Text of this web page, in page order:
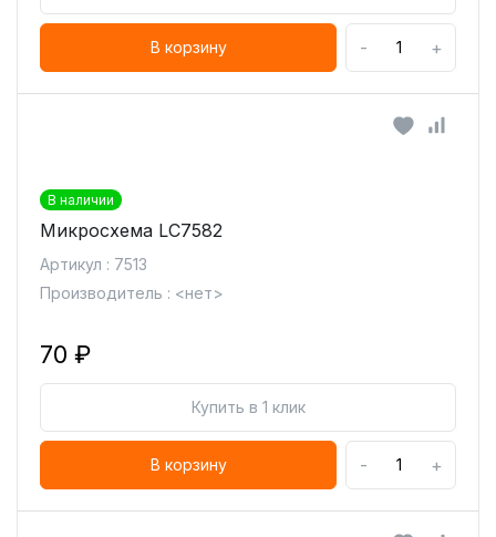
В корзину - +
В наличии
Микросхема LC7582
Артикул : 7513
Производитель : <нет>
70 ₽
Купить в 1 клик
В корзину - +